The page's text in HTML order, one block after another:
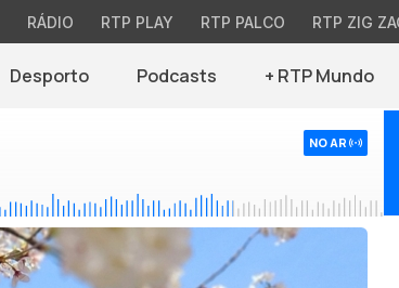
RÁDIO RTP PLAY RTP PALCO RTP ZIG
Desporto Podcasts + RTP Mundo
NO AR